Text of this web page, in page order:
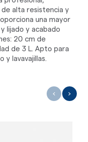
alta resistencia y
una mayor
lijado y acabado
20 cm de
de 3 L. Apto para
y lavavajillas.
‹ ›